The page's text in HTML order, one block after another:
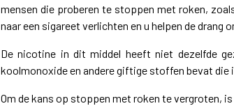
mensen die proberen te stoppen met roken,
naar een sigareet verlichten en u helpen de drang
De nicotine in dit middel heeft niet dezelfde
koolmonoxide en andere giftige stoffen bevat
Om de kans op stoppen met roken te vergroten,